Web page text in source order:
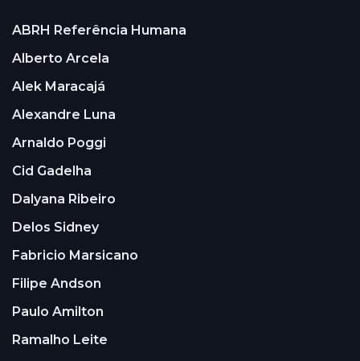
ABRH Referência Humana
Alberto Arcela
Alek Maracajá
Alexandre Luna
Arnaldo Poggi
Cid Gadelha
Dalyana Ribeiro
Delos Sidney
Fabricio Marsicano
Filipe Andson
Paulo Amilton
Ramalho Leite